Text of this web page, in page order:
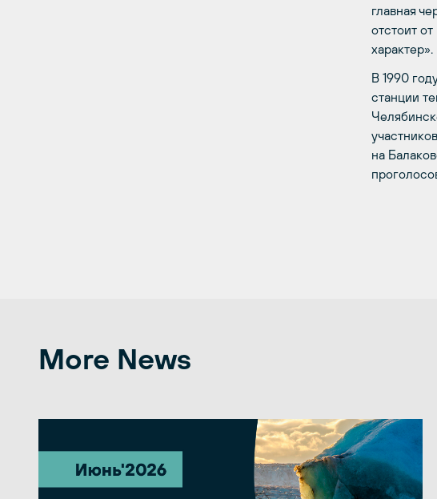
главная
отстоит
характер».
В 1990
станции
на
More News